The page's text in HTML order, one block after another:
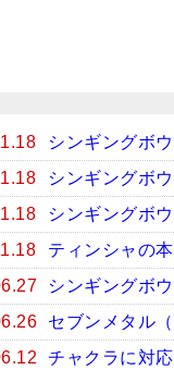
シンギングボ
シンギングボ
シンギングボ
ティンシャの
シンギングボ
セブンメタル
チャクラに対